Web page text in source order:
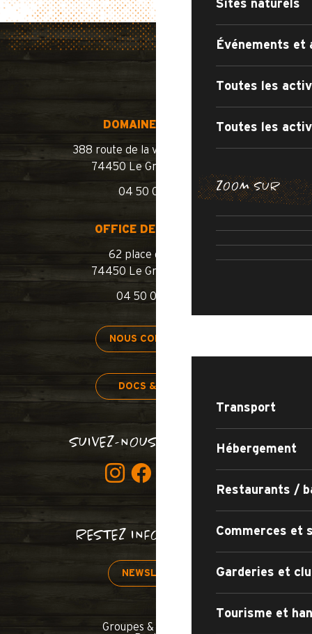
Sites naturels
Événements et
Toutes les
Toutes les
ZOOM SUR
BALADES
OUVERTURE
LES
PISCINE
Transport
Hébergement
Restaurants /
Commerces et
Garderies et
Tourisme et
DOMAINE SKIABLE
388 route de la vallée du Bouchet
74450 Le Grand-Bornand
04 50 02 78 10
OFFICE DE TOURISME
62 place de l’église
74450 Le Grand-Bornand
04 50 02 78 00
NOUS CONTACTER
DOCS & PLANS
SUIVEZ-NOUS BON SANG !
RESTEZ INFORMÉS !
NEWSLETTER
Groupes & séminaires